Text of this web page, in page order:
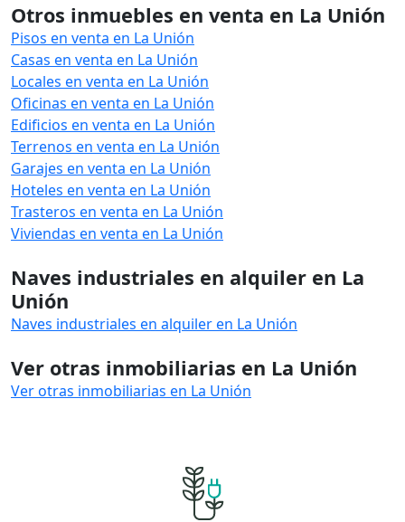
Otros inmuebles en venta en La Unión
Pisos en venta en La Unión
Casas en venta en La Unión
Locales en venta en La Unión
Oficinas en venta en La Unión
Edificios en venta en La Unión
Terrenos en venta en La Unión
Garajes en venta en La Unión
Hoteles en venta en La Unión
Trasteros en venta en La Unión
Viviendas en venta en La Unión
Naves industriales en alquiler en La
Unión
Naves industriales en alquiler en La Unión
Ver otras inmobiliarias en La Unión
Ver otras inmobiliarias en La Unión